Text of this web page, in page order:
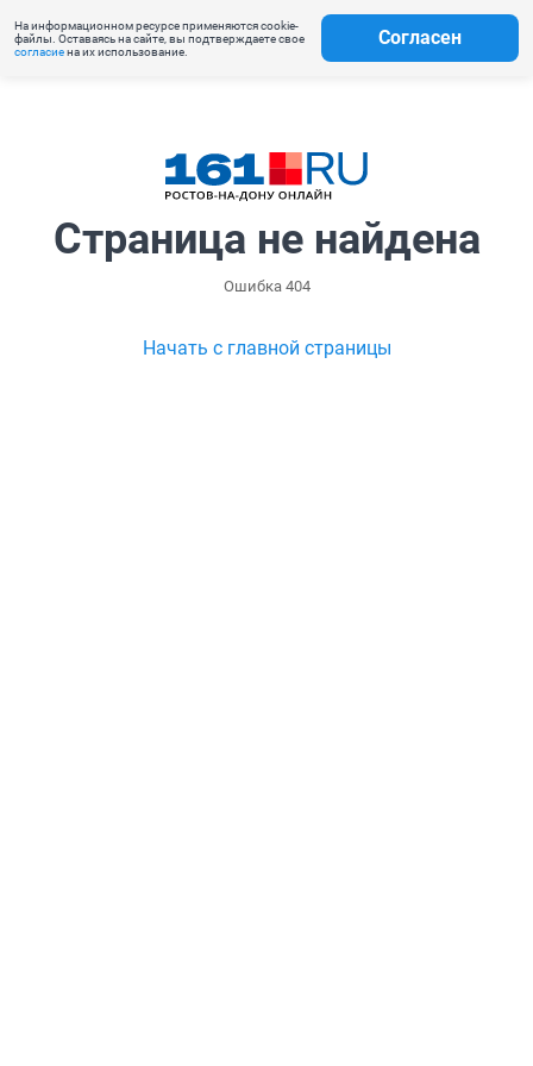
На информационном ресурсе применяются cookie-
файлы. Оставаясь на сайте, вы подтверждаете свое
согласиена их использование.
Согласен
Страница не найдена
Ошибка 404
Начать с главной страницы